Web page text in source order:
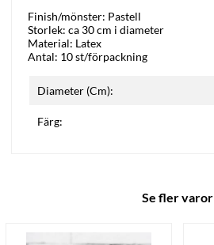
Finish/mönster: Pastell
Storlek: ca 30 cm i diameter
Material: Latex
Antal: 10 st/förpackning
Diameter (Cm):
Färg:
Se fler varor